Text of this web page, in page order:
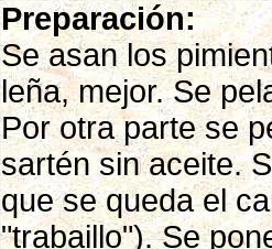
Preparación:
Se asan los
leña, mejor. Se
Por otra parte se
sartén sin aceite.
que se queda el
"trabaillo"). Se